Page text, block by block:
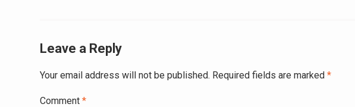
Leave a Reply
Your email address will not be published. Required fields are marked *
Comment *